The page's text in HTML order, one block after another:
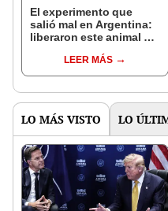
El experimento que
salió mal en Argentina:
liberaron este animal y
bosques milenarios de
la Patagonia
LEER MÁS
LO MÁS VISTO LO